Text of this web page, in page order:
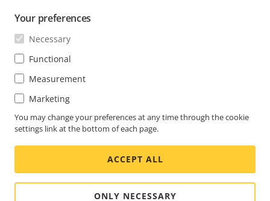
Nous contacter
Centre d'Expérience
ACTUALITÉS ET TÉMOIGNAGES
Life at Axis
Engineering at Axis
S'ABONNER
S'abonner à la newsletter
Abonnez-vous aux e-mails de notification sur la
sécurité d'AxisSWITZERLAND / FRANÇAIS NEWSROOM
Social
Media
Facebook
Linkedin
Youtube
X
(Twitter)
Instagram
Your preferences
Necessary
Functional
Measurement
Marketing
You may change your preferences at any time through the cookie
settings link at the bottom of each page.
ACCEPT ALL
ONLY NECESSARY